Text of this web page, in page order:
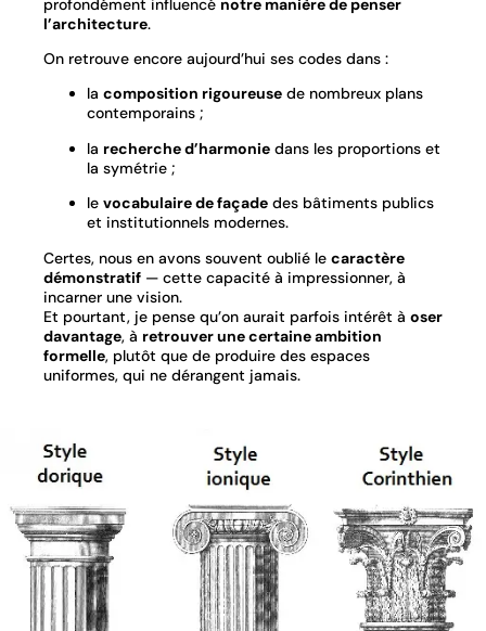
profondément influencé notre manière de penser
l’architecture.
On retrouve encore aujourd’hui ses codes dans :
la composition rigoureuse de nombreux plans
contemporains ;
la recherche d’harmonie dans les proportions et
la symétrie ;
le vocabulaire de façade des bâtiments publics
et institutionnels modernes.
Certes, nous en avons souvent oublié le caractère
démonstratif — cette capacité à impressionner, à
incarner une vision.
Et pourtant, je pense qu’on aurait parfois intérêt à oser
davantage, à retrouver une certaine ambition
formelle, plutôt que de produire des espaces
uniformes, qui ne dérangent jamais.